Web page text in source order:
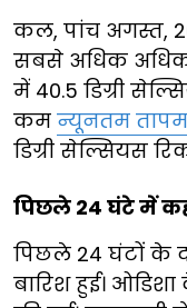
कल, पांच अगस्त,
सबसे अधिक
में 40.5 डिग्री
कम न्यूनतम
डिग्री सेल्सियस
पिछले 24 घंटे में
पिछले 24 घंटों के
बारिश हुई। ओडिशा